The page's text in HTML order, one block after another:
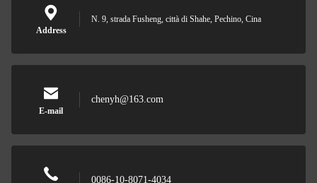
Address
N. 9, strada Fusheng, città di Shahe, Pechino, Cina
E-mail
chenyh@163.com
0086-10-8071-4034